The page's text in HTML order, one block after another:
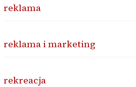
reklama
reklama i marketing
rekreacja